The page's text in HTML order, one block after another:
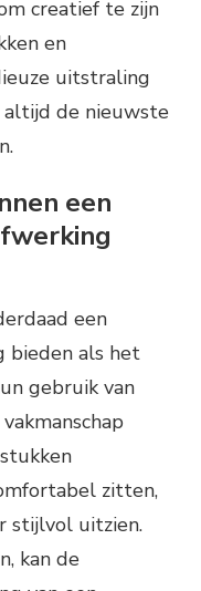
creatief te zijn
en
uitstraling
altijd de nieuwste
een
een
bieden als het
gebruik van
zitten,
stijlvol uitzien.
kan de